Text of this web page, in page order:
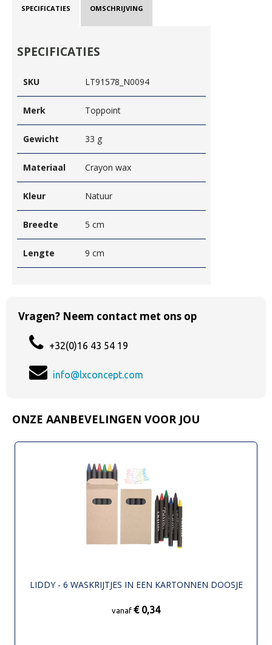
SPECIFICATIES OMSCHRIJVING
SPECIFICATIES
SKU LT91578_N0094
Merk Toppoint
Gewicht 33 g
Materiaal Crayon wax
Kleur Natuur
Breedte 5 cm
Lengte 9 cm
Vragen? Neem contact met ons op
+32(0)16 43 54 19
info@lxconcept.com
ONZE AANBEVELINGEN VOOR JOU
LIDDY - 6 WASKRIJTJES IN EEN KARTONNEN DOOSJE
vanaf € 0,34